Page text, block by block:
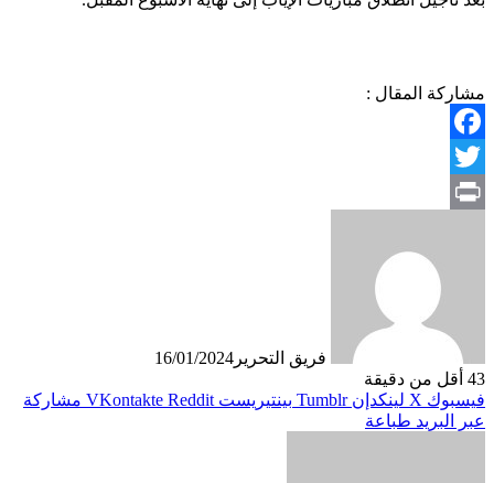
مشاركة المقال :
Facebook
Twitter
فريق التحرير 16/01/2024
43 أقل من دقيقة
فيسبوك X لينكدإن بينتيريست
مشاركة
عبر البريد طباعة